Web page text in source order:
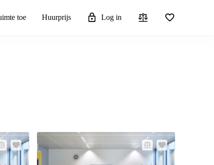
toe Huurprijs Log in